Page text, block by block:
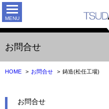
お問合せ
HOME お問合せ 鋳造(松任工場)
お問合せ